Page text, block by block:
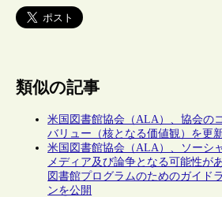
類似の記事
米国図書館協会（ALA）、協会の
バリュー（核となる価値観）を更
米国図書館協会（ALA）、ソーシ
メディア及び論争となる可能性が
図書館プログラムのためのガイド
ンを公開